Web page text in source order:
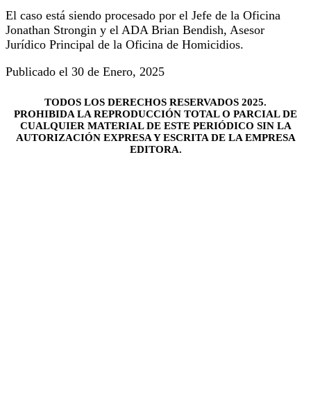
El caso está siendo procesado por el Jefe de la Oficina
Jonathan Strongin y el ADA Brian Bendish, Asesor
Jurídico Principal de la Oficina de Homicidios.
Publicado el 30 de Enero, 2025
TODOS LOS DERECHOS RESERVADOS 2025.
PROHIBIDA LA REPRODUCCIÓN TOTAL O PARCIAL DE
CUALQUIER MATERIAL DE ESTE PERIÓDICO SIN LA
AUTORIZACIÓN EXPRESA Y ESCRITA DE LA EMPRESA
EDITORA.